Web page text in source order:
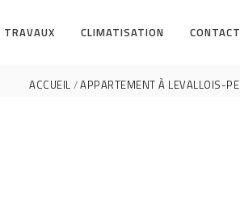
TRAVAUX CLIMATISATION
ACCUEIL APPARTEMENT À LEVALLOIS-